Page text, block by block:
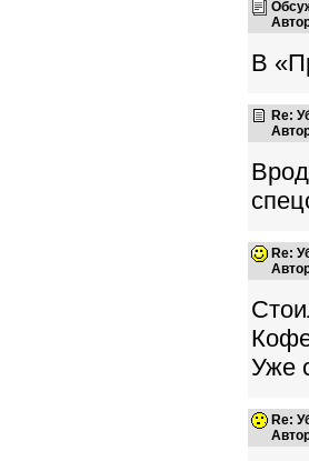
В
Re:
Re:
Уже
Re: